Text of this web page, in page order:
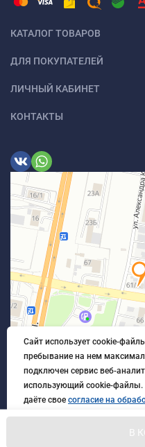
В
КАТАЛОГ ТОВАРОВ
ДЛЯ ПОКУПАТЕЛЕЙ
ЛИЧНЫЙ КАБИНЕТ
КОНТАКТЫ
© 2026
Сайт использует cookie-
пребывание на нем
подключен сервис веб-
использующий cookie-файлы.
даёте свое согласие на
порядке, указанном в